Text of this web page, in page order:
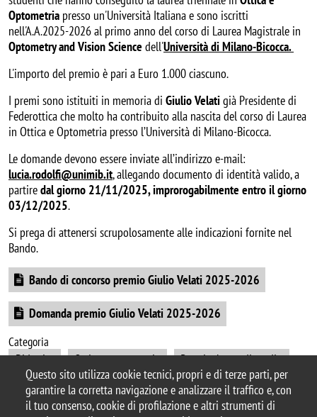
Questo sito utilizza cookie tecnici, propri e di terze parti, per
garantire la corretta navigazione e analizzare il traffico e, con
il tuo consenso, cookie di profilazione e altri strumenti di
Optometria presso un'Università Italiana e sono iscritti
nell'A.A.2025-2026 al primo anno del corso di Laurea Magistrale in
Optometry and Vision Science dell'Università di Milano-Bicocca.
L'importo del premio è pari a Euro 1.000 ciascuno.
I premi sono istituiti in memoria di Giulio Velatigià Presidente di
Federottica che molto ha contribuito alla nascita del corso di Laurea
in Ottica e Optometria presso l’Università di Milano-Bicocca.
Le domande devono essere inviate all’indirizzo e-mail:
lucia.rodolfi@unimib.it, allegando documento di identità valido, a
partiredal giorno 21/11/2025, improrogabilmente entro il giorno
03/12/2025.
Si prega di attenersi scrupolosamente alle indicazioni fornite nel
Bando.
DocumentBando di concorso premio Giulio Velati 2025-2026
Document
Domanda premio Giulio Velati 2025-2026
Categoria
Didattica Ottica e optometria Premi e borse di studio